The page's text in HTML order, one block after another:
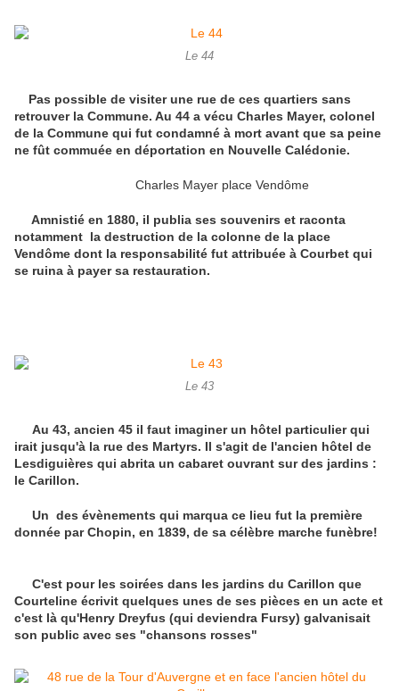
Le 44
Pas possible de visiter une rue de ces quartiers sans
retrouver la Commune. Au 44 a vécu Charles Mayer, colonel
de la Commune qui fut condamné à mort avant que sa peine
ne fût commuée en déportation en Nouvelle Calédonie.
Charles Mayer place Vendôme
Amnistié en 1880, il publia ses souvenirs et raconta
notamment la destruction de la colonne de la place
Vendôme dont la responsabilité fut attribuée à Courbet qui
se ruina à payer sa restauration.
Le 43
Au 43, ancien 45 il faut imaginer un hôtel particulier qui
irait jusqu'à la rue des Martyrs. Il s'agit de l'ancien hôtel de
Lesdiguières qui abrita un cabaret ouvrant sur des jardins :
le Carillon.
Un des évènements qui marqua ce lieu fut la première
donnée par Chopin, en 1839, de sa célèbre marche funèbre!
C'est pour les soirées dans les jardins du Carillon que
Courteline écrivit quelques unes de ses pièces en un acte et
c'est là qu'Henry Dreyfus (qui deviendra Fursy) galvanisait
son public avec ses "chansons rosses"